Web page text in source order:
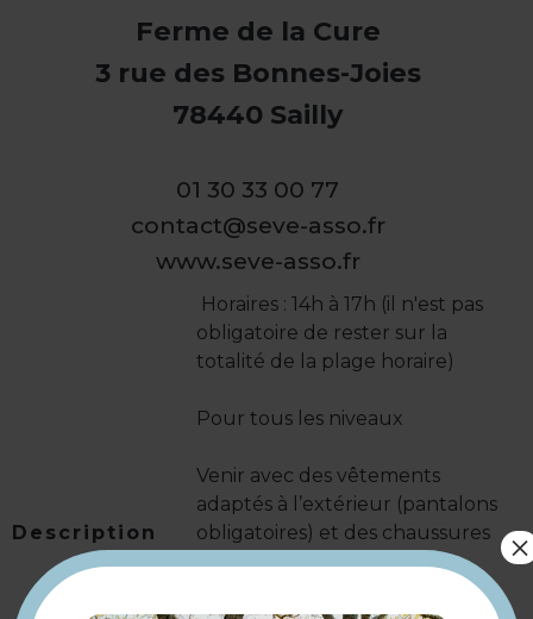
Ferme de la Cure
3 rue des Bonnes-Joies
78440 Sailly
01 30 33 00 77
contact@seve-asso.fr
www.seve-asso.fr
Description
️ Horaires : 14h à 17h (il n'est pas
obligatoire de rester sur la
totalité de la plage horaire)
Pour tous les niveaux
Venir avec des vêtements
adaptés à l’extérieur (pantalons
obligatoires) et des chaussures
fermées
×